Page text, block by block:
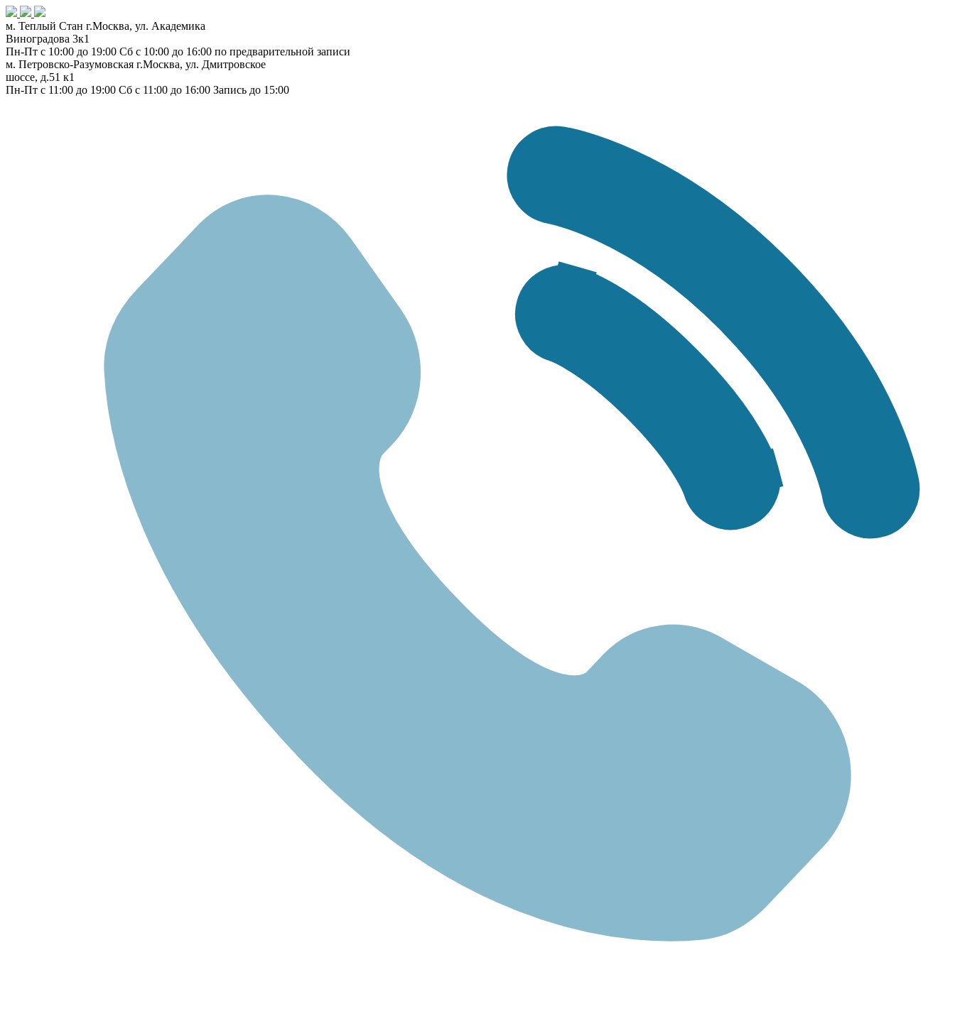
м. Теплый Стан г.Москва, ул. Академика
Виноградова 3к1
Пн-Пт с 10:00 до 19:00 Сб с 10:00 до 16:00 по предварительной записи
м. Петровско-Разумовская г.Москва, ул. Дмитровское
шоссе, д.51 к1
Пн-Пт с 11:00 до 19:00 Сб с 11:00 до 16:00 Запись до 15:00